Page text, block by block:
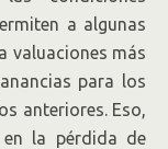
a algunas
valuaciones más
para los
anteriores. Eso,
la pérdida de